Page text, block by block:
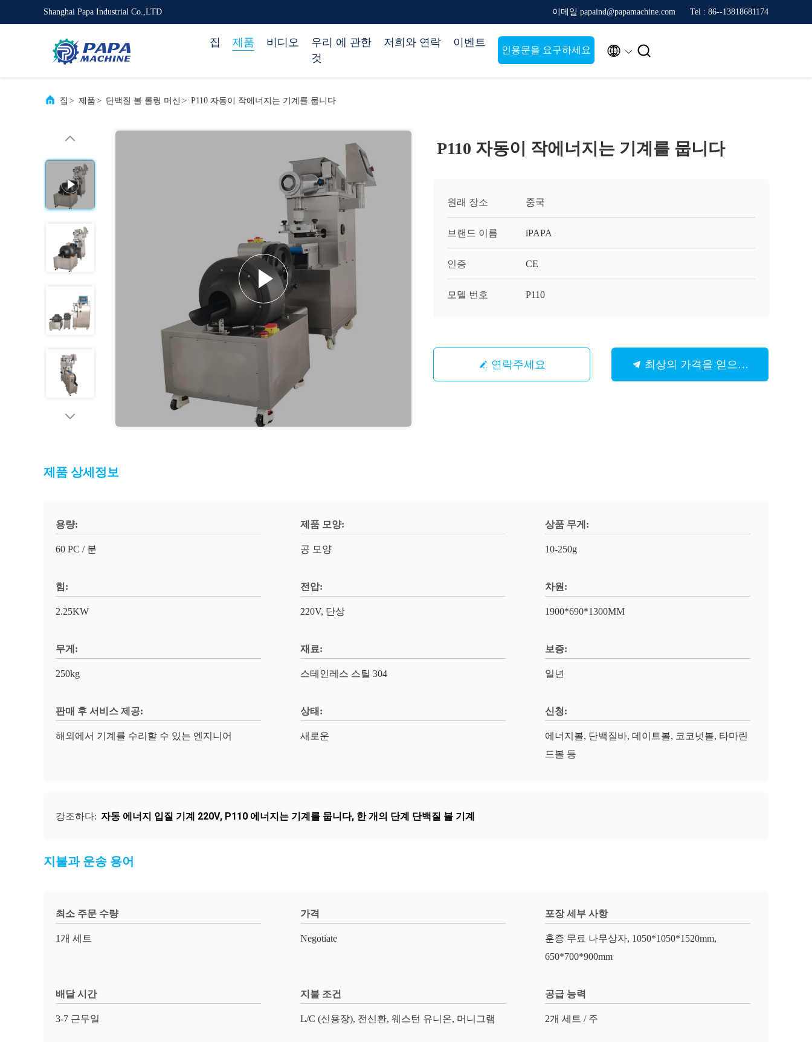
Shanghai Papa Industrial Co.,LTD 이메일 papaind@papamachine.com Tel : 86--13818681174
집 제품 비디오
우리 에 관한
것
저희와 연락 이벤트
인용문을 요구하세요  
집 > 제품 > 단백질 볼 롤링 머신 > P110 자동이 작에너지는 기계를 뭅니다
P110 자동이 작에너지는 기계를 뭅니다
원래 장소 중국
브랜드 이름 iPAPA
인증 CE
모델 번호 P110
연락주세요 최상의 가격을 얻으세요
제품 상세정보
용량:
60 PC / 분
제품 모양:
공 모양
상품 무게:
10-250g
힘:
2.25KW
전압:
220V, 단상
차원:
1900*690*1300MM
무게:
250kg
재료:
스테인레스 스틸 304
보증:
일년
판매 후 서비스 제공:
해외에서 기계를 수리할 수 있는 엔지니어
상태:
새로운
신청:
에너지볼, 단백질바, 데이트볼, 코코넛볼, 타마린
드볼 등
강조하다: 자동 에너지 입질 기계 220V, P110 에너지는 기계를 뭅니다, 한 개의 단계 단백질 볼 기계
지불과 운송 용어
최소 주문 수량
1개 세트
가격
Negotiate
포장 세부 사항
훈증 무료 나무상자, 1050*1050*1520mm,
650*700*900mm
배달 시간
3-7 근무일
지불 조건
L/C (신용장), 전신환, 웨스턴 유니온, 머니그램
공급 능력
2개 세트 / 주